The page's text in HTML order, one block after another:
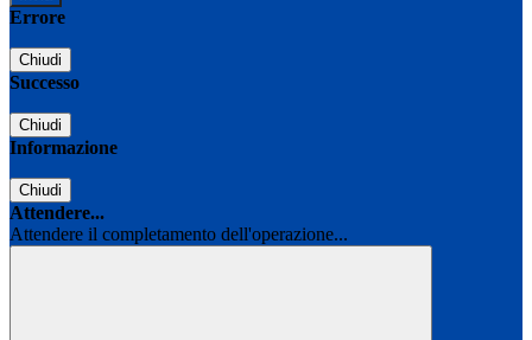
Errore
Chiudi
Successo
Chiudi
Informazione
Chiudi
Attendere...
Attendere il completamento dell'operazione...